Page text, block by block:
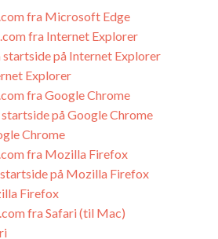
fra Microsoft Edge
fra Internet Explorer
startside på Internet Explorer
Explorer
fra Google Chrome
på Google Chrome
Chrome
fra Mozilla Firefox
på Mozilla Firefox
Firefox
fra Safari (til Mac)